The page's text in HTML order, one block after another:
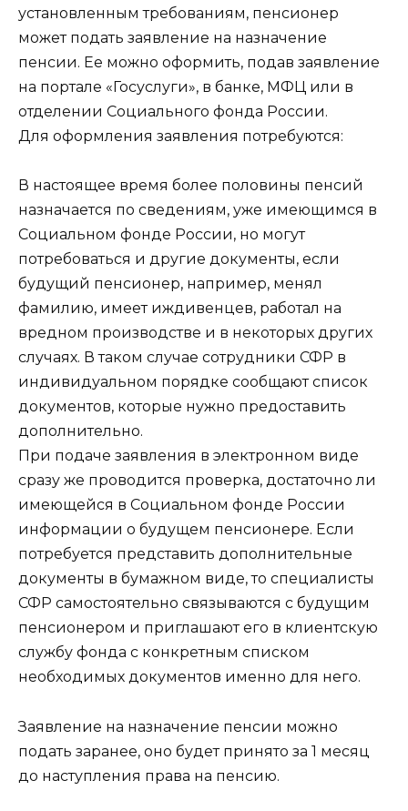
установленным требованиям, пенсионер
может подать заявление на назначение
пенсии. Ее можно оформить, подав заявление
на портале «Госуслуги», в банке, МФЦ или в
отделении Социального фонда России.
Для оформления заявления потребуются:
В настоящее время более половины пенсий
назначается по сведениям, уже имеющимся в
Социальном фонде России, но могут
потребоваться и другие документы, если
будущий пенсионер, например, менял
фамилию, имеет иждивенцев, работал на
вредном производстве и в некоторых других
случаях. В таком случае сотрудники СФР в
индивидуальном порядке сообщают список
документов, которые нужно предоставить
дополнительно.
При подаче заявления в электронном виде
сразу же проводится проверка, достаточно ли
имеющейся в Социальном фонде России
информации о будущем пенсионере. Если
потребуется представить дополнительные
документы в бумажном виде, то специалисты
СФР самостоятельно связываются с будущим
пенсионером и приглашают его в клиентскую
службу фонда с конкретным списком
необходимых документов именно для него.
Заявление на назначение пенсии можно
подать заранее, оно будет принято за 1 месяц
до наступления права на пенсию.